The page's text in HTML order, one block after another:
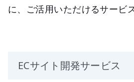
に、ご活用いただけるサービ
ECサイト開発サービス